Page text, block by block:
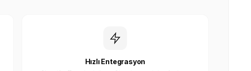
Hızlı Entegrasyon